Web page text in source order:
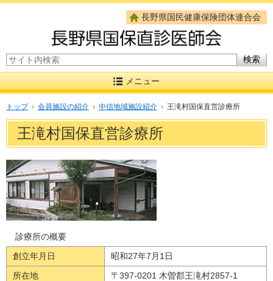
長野県国民健康保険団体連合会
サイト内検索
メニュー
トップ › 会員施設の紹介 › 中信地域施設紹介 › 王滝村国保直営診療所
王滝村国保直営診療所
診療所の概要
創立年月日
昭和27年7月1日
所在地
〒397-0201 木曽郡王滝村2857-1